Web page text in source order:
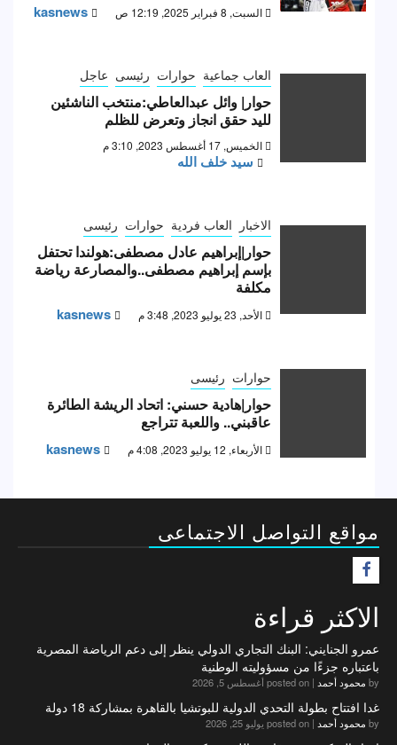
السبت, 8 فبراير 2025, 12:19 ص kasnews
العاب جماعية حوارات رئيسى عاجل
حوار| وائل عبدالعاطي:منتخب الناشئين
لليد حقق انجاز وتعرض للظلم
الخميس, 17 أغسطس 2023, 3:10 م
سيد خلف الله
الاخبار العاب فردية حوارات رئيسى
حوار|إبراهيم عادل مصطفى:هولندا تحتفل
بإسم إبراهيم مصطفى..والمصارعة رياضة
مكلفة
الأحد, 23 يوليو 2023, 3:48 م kasnews
حوارات رئيسى
حوار|هادية حسني: اتحاد الريشة الطائرة
عاقبني.. واللعبة تتراجع
الأربعاء, 12 يوليو 2023, 4:08 م kasnews
مواقع التواصل الاجتماعى
الاكثر قراءة
عمرو الجنايني: البنك التجاري الدولي ينظر إلى دعم الرياضة المصرية
باعتباره جزءًا من مسؤوليته الوطنية
by محمود أحمد | posted on أغسطس 5, 2026
غدا افتتاح بطولة التحدي الدولية للبوتشيا بالقاهرة بمشاركة 18 دولة
by محمود أحمد | posted on يوليو 25, 2026